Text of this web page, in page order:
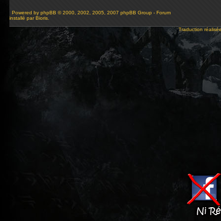
Powered by phpBB © 2000, 2002, 2005, 2007 phpBB Group - Forum
installé par Bioris.
Traduction